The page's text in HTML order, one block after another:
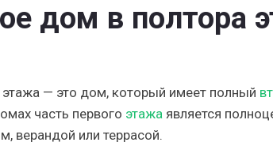
дом в полтора
— это дом, который имеет полный
часть первого этажа является
верандой или террасой.